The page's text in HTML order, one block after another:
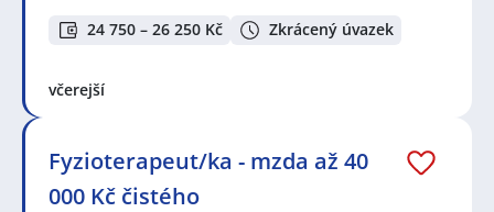
24 750 – 26 250 Kč Zkrácený úvazek
včerejší
Fyzioterapeut/ka - mzda až 40
000 Kč čistého